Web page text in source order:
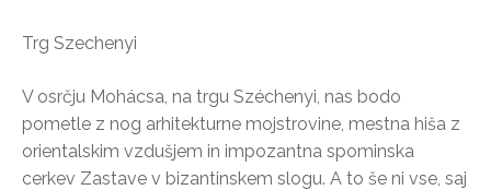
Trg Szechenyi
V osrčju Mohácsa, na trgu Széchenyi, nas bodo
pometle z nog arhitekturne mojstrovine, mestna hiša z
orientalskim vzdušjem in impozantna spominska
cerkev Zastave v bizantinskem slogu. A to še ni vse, saj